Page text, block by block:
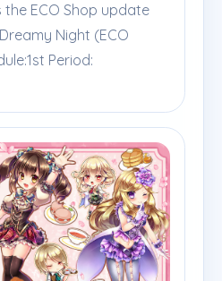
the ECO Shop update
Night (ECO
Period: